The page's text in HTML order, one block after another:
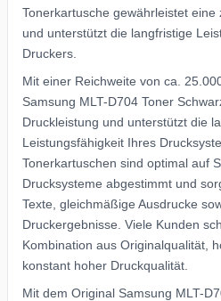
Tonerkartusche gewährleistet eine
und unterstützt die langfristige
Druckers.
Mit einer Reichweite von ca.
Samsung MLT-D704 Toner
Druckleistung und unterstützt die
Leistungsfähigkeit Ihres
Tonerkartuschen sind optimal auf
Drucksysteme abgestimmt und
Texte, gleichmäßige Ausdrucke
Druckergebnisse. Viele Kunden
Kombination aus Originalqualität,
konstant hoher Druckqualität.
Mit dem Original Samsung MLT-